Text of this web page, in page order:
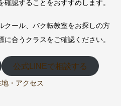
認することをおすすめします。
クール、バク転教室をお探しの方
合うクラスをご確認ください。
公式LINEで相談する
地・アクセス